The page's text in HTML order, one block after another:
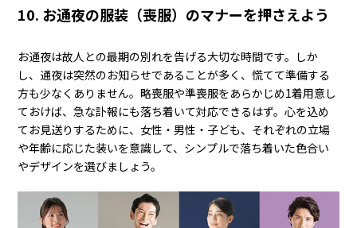
10. お通夜の服装（喪服）のマナーを押さえよう
お通夜は故人との最期の別れを告げる大切な時間です。しか
し、通夜は突然のお知らせであることが多く、慌てて準備する
方も少なくありません。略喪服や準喪服をあらかじめ1着用意し
ておけば、急な訃報にも落ち着いて対応できるはず。心を込め
てお見送りするために、女性・男性・子ども、それぞれの立場
や年齢に応じた装いを意識して、シンプルで落ち着いた色合い
やデザインを選びましょう。